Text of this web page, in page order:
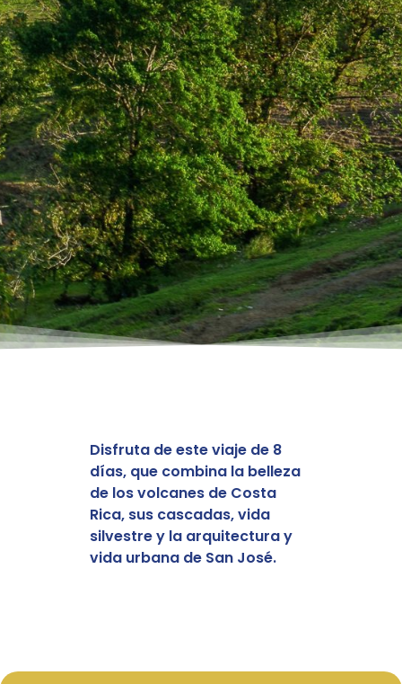
Disfruta de este viaje de 8
días, que combina la belleza
de los volcanes de Costa
Rica, sus cascadas, vida
silvestre y la arquitectura y
vida urbana de San José.